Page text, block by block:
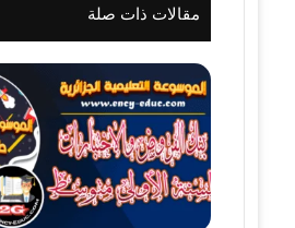
مقالات ذات صلة